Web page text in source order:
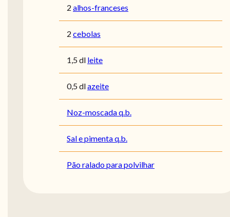
2 alhos-franceses
2 cebolas
1,5 dl leite
0,5 dlazeite
Noz-moscada q.b.
Sal e pimenta q.b.
Pão ralado para polvilhar